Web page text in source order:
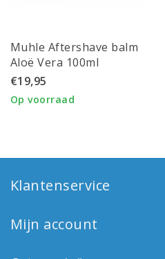
Muhle Aftershave balm
Aloë Vera 100ml
€19,95
Op voorraad
Klantenservice
Mijn account